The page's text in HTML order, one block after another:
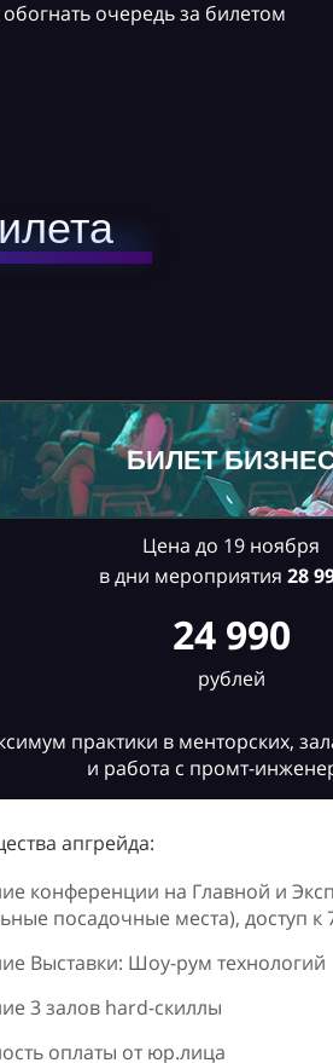
очередь за билетом
БИЛЕТ
Цена до 19 ноября
в дни мероприятия 28
24 990
рублей
практики в менторских,
и работа с промт-
апгрейда:
конференции на Главной и
посадочные места), доступ к
Выставки: Шоу-рум технологий
3 залов hard-скиллы
оплаты от юр.лица